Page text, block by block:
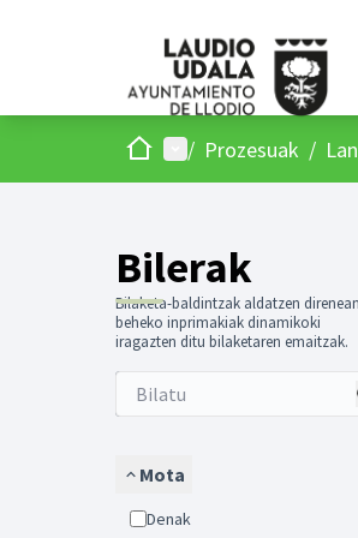
HasieraMenu nagusia
/ Prozesuak /
Bilerak
Bilaketa-baldintzak aldatzen
beheko inprimakiak dinamikoki
iragazten ditu bilaketaren emaitzak.
Mota
Denak